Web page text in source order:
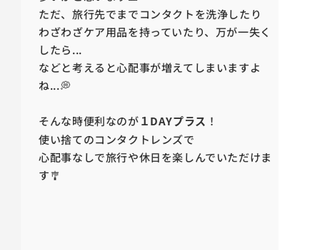
ただ、旅行先でまでコンタクトを洗浄したり
わざわざケア用品を持っていたり、万が一失く
したら...
などと考えると心配事が増えてしまいますよ
ね...💭
そんな時便利なのが１DAYプラス ！
使い捨てのコンタクトレンズで
心配事なしで旅行や休日を楽しんでいただけま
す🎐